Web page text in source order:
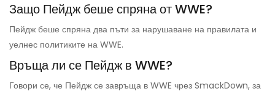
Защо Пейдж беше спряна от WWE?
Пейдж беше спряна два пъти за нарушаване на правилата и
уелнес политиките на WWE.
Връща ли се Пейдж в WWE?
Говори се, че Пейдж се завръща в WWE чрез SmackDown, за